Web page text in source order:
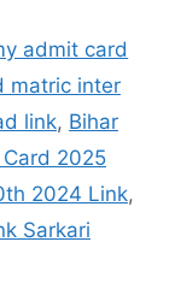
admit card
matric inter
link, Bihar
2025
2024 Link,
Sarkari